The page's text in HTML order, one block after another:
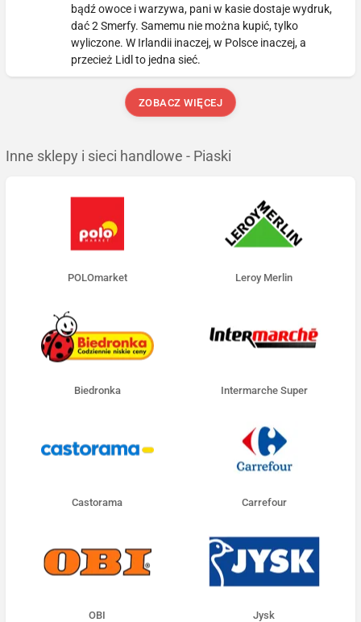
bądź owoce i warzywa, pani w kasie dostaje wydruk,
dać 2 Smerfy. Samemu nie można kupić, tylko
wyliczone. W Irlandii inaczej, w Polsce inaczej, a
przecież Lidl to jedna sieć.
ZOBACZ WIĘCEJ
Inne sklepy i sieci handlowe - Piaski
POLOmarket Leroy Merlin
Biedronka Intermarche Super
Castorama Carrefour
OBI Jysk